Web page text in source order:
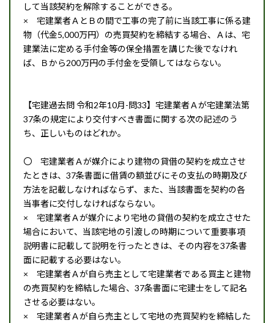
して当該契約を解除することができる。
× 宅建業者ＡとＢの間で工事の完了前に当該工事に係る建
物（代金5,000万円）の売買契約を締結する場合、Ａは、宅
建業法に定める手付金等の保全措置を講じた後でなけれ
ば、Ｂから200万円の手付金を受領してはならない。
【宅建過去問 令和2年10月-問33】宅建業者Ａが宅建業法第
37条の規定により交付すべき書面に関する次の記述のう
ち、正しいものはどれか。
〇 宅建業者Ａが媒介により建物の貸借の契約を成立させ
たときは、37条書面に借賃の額並びにその支払の時期及び
方法を記載しなければならず、また、当該書面を契約の各
当事者に交付しなければならない。
× 宅建業者Ａが媒介により宅地の貸借の契約を成立させた
場合において、当該宅地の引渡しの時期について重要事項
説明書に記載して説明を行ったときは、その内容を37条書
面に記載する必要はない。
× 宅建業者Ａが自ら売主として宅建業者である買主と建物
の売買契約を締結した場合、37条書面に宅建士をして記名
させる必要はない。
× 宅建業者Ａが自ら売主として宅地の売買契約を締結した